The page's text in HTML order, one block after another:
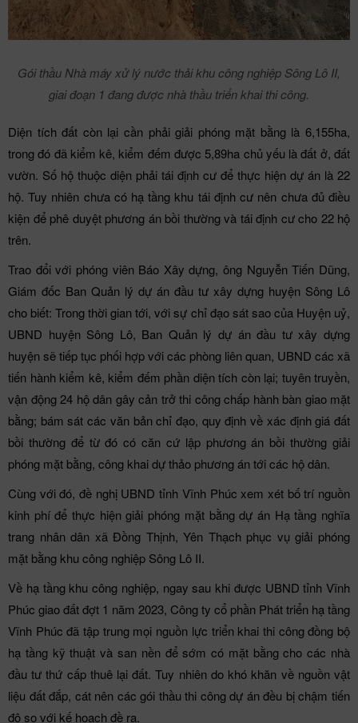
Gói thầu Nhà máy xử lý nước thải khu công nghiệp Sông Lô II,
giai đoạn 1 đang được nhà thầu triển khai thi công.
Diện tích đất còn lại cần phải giải phóng mặt bằng là 6,155ha,
trong đó đã kiểm kê, kiểm đếm được 5,89ha chủ yếu là đất ở, đất
vườn. Số hộ thuộc diện phải tái định cư để thực hiện dự án là 22
hộ. Tuy nhiên chưa có hạ tầng khu tái định cư nên chưa đủ điều
kiện để phê duyệt phương án bồi thường và tái định cư cho 22 hộ
trên.
Trao đổi với phóng viên Báo Xây dựng, ông Nguyễn Tiến Dũng,
Giám đốc Ban Quản lý dự án đầu tư xây dựng huyện Sông Lô
cho biết: Trong thời gian tới, với sự chỉ đạo sát sao của Huyện uỷ,
UBND huyện Sông Lô, Ban Quản lý dự án đầu tư xây dựng
huyện sẽ tiếp tục phối hợp với các phòng liên quan, UBND các xã
tiến hành kiểm kê, kiểm đếm phần diện tích còn lại; tuyên truyền,
vận động 24 hộ dân gây cản trở thi công chấp hành bàn giao mặt
bằng; bám sát các văn bản chỉ đạo, quy định về xác định giá đất
bồi thường để từ đó có căn cứ lập phương án bồi thường giải
phóng mặt bằng, công khai dự thảo phương án tới các hộ dân.
Cùng với đó, đề nghị UBND tỉnh Vĩnh Phúc xem xét bố trí nguồn
kinh phí để thực hiện giải phóng mặt bằng dự án Hạ tầng nghĩa
trang nhân dân xã Đồng Thịnh, Yên Thạch phục vụ giải phóng
mặt bằng khu công nghiệp Sông Lô II.
Về hạ tầng khu công nghiệp, ngay sau khi được UBND tỉnh Vĩnh
Phúc giao đất đợt 1 năm 2023, Công ty cổ phần Phát triển hạ tầng
Vĩnh Phúc đã tập trung mọi nguồn lực triển khai thi công đồng bộ
hạ tầng kỹ thuật và san nền để sớm có mặt bằng cho các nhà
đầu tư thứ cấp thuê lại đất. Tuy nhiên do khó khăn về nguồn vật
liệu đất đắp, cát nên các gói thầu thi công dự án đều bị chậm tiến
độ so với kế hoạch đề ra.